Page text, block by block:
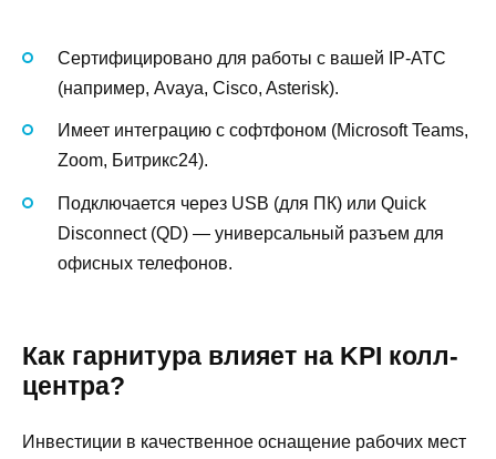
Сертифицировано для работы с вашей IP-ATC
(например, Avaya, Cisco, Asterisk).
Имеет интеграцию с софтфоном (Microsoft Teams,
Zoom, Битрикс24).
Подключается через USB (для ПК) или Quick
Disconnect (QD) — универсальный разъем для
офисных телефонов.
Как гарнитура влияет на KPI колл-
центра?
Инвестиции в качественное оснащение рабочих мест